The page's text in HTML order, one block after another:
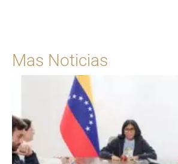
Mas Noticias